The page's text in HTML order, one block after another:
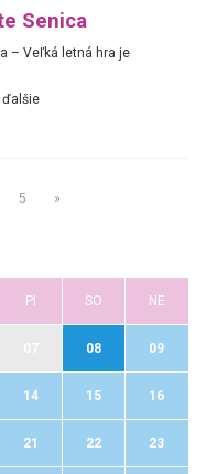
Senica
– Veľká letná hra je
ďalšie
5 »
PI SO NE
08 09
14 15 16
21 22 23